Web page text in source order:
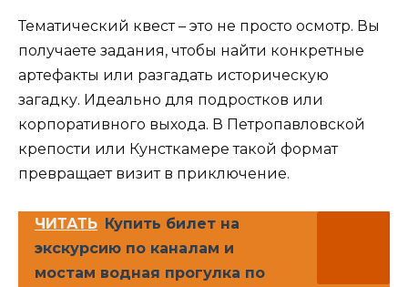
Тематический квест – это не просто осмотр. Вы
получаете задания, чтобы найти конкретные
артефакты или разгадать историческую
загадку. Идеально для подростков или
корпоративного выхода. В Петропавловской
крепости или Кунсткамере такой формат
превращает визит в приключение.
ЧИТАТЬ Купить билет на
экскурсию по каналам и
мостам водная прогулка по